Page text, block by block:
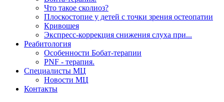
Что такое сколиоз?
Плоскостопие у детей с точки зрения остеопатии
Кривошея
Экспресс-коррекция снижения слуха при...
Реабитология
Особенности Бобат-терапии
PNF - терапия.
Специалисты МЦ
Новости МЦ
Контакты